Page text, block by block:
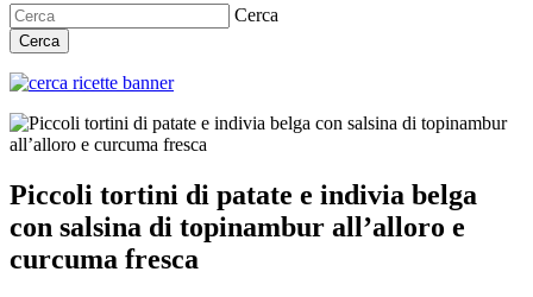
Cerca
Cerca
Piccoli tortini di patate e indivia belga
con salsina di topinambur all’alloro e
curcuma fresca